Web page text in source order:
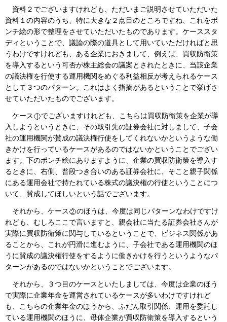
資料２でございますけれども、ただいまご説明させていただいた
資料１の内容のうち、特に大きな２点目のところですね、これをポ
ンチ絵の形で整理をさせていただいたものであります。ケーススタ
ディということで、議論の際の道具として用いていただければと思
うわけですけれども、ある企業におきまして、例えば、買収防衛策
を導入するという可否が株主総会の議案とされたときに、当該企業
の議決権を行使する運用機関をめぐる利益相反が考えられるケース
として３つのパターン。これはよく指摘があるということで挙げさ
せていただいたものでございます。
ケース
でございますけれども、こちらは買収防衛策を企業が導
入しようというときに、その取引先の証券会社に対しまして、子会
社の運用機関が賛成の議決権行使をしてくれないかというような働
きかけを行っているケースがあるのではないかということでござい
ます。下のポンチ絵にありますように、企業の買収防衛策を導入す
るときに、右側、普段つき合いのある証券会社に、そこと親子関係
にある運用会社で持たれている株式の議決権の行使ということにつ
いて、賛成してほしいという話でございます。
それから、ケース
のほうは、今度は同じパターンなわけですけ
れども、むしろここで言いますと、親会社に当たる証券会社さんが
実際に買収防衛策に関与しているということで、ビジネス関係があ
ることから、これが円滑に進むように、子会社である運用機関のほ
うに賛成の議決権行使をするように働きかけを行うというようなパ
ターンがあるのではないかということでございます。
それから、３つ目のケースといたしましては、今度は企業のほう
で実際に企業年金を運営されているケースが多いわけですけれど
も、こちらの企業年金のほうから、ふだん取引関係、運用を委託し
ている運用機関のほうに、母体企業が買収防衛策を導入するという